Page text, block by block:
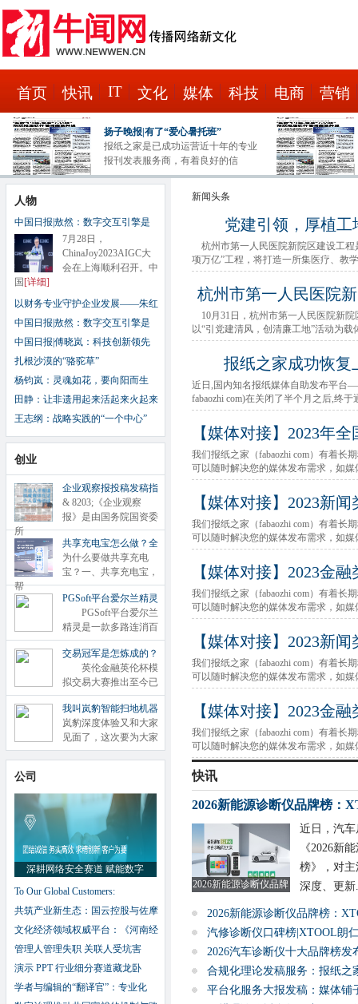
首页 快讯 IT 文化 媒体 科技 电商 营销
扬子晚报|有了“爱心暑托班”
报纸之家是已成功运营近十年的专业
报刊发表服务商，有着良好的信
新闻头条
党建引领，厚植工
杭州市第一人民医院新院区建设工程
项万亿”工程，将打造一所集医疗、教
杭州市第一人民医院
10月31日，杭州市第一人民医院新
以“引党建清风，创清廉工地”活动为
报纸之家成功恢复
近日,国内知名报纸媒体自助发布平台
fabaozhi com)在关闭了半个月之后,终
【媒体对接】2023年
我们报纸之家（fabaozhi com）有着长
可以随时解决您的媒体发布需求，如
【媒体对接】2023新
我们报纸之家（fabaozhi com）有着长
可以随时解决您的媒体发布需求，如
【媒体对接】2023金
我们报纸之家（fabaozhi com）有着长
可以随时解决您的媒体发布需求，如
【媒体对接】2023新
我们报纸之家（fabaozhi com）有着长
可以随时解决您的媒体发布需求，如
【媒体对接】2023金
我们报纸之家（fabaozhi com）有着长
可以随时解决您的媒体发布需求，如
人物
中国日报|敖然：数字交互引擎是
7月28日，
ChinaJoy2023AIGC大
会在上海顺利召开。中
国 [详细]
以财务专业守护企业发展——朱红
中国日报|敖然：数字交互引擎是
中国日报|傅晓岚：科技创新领先
扎根沙漠的“骆驼草”
杨钧岚：灵魂如花，要向阳而生
田静：让非遗用起来活起来火起来
王志纲：战略实践的“一个中心”
创业
企业观察报投稿发稿指
& 8203;《企业观察
报》是由国务院国资委
所
共享充电宝怎么做？全
为什么要做共享充电
宝？一、共享充电宝，
帮
PGSoft平台爱尔兰精灵
PGSoft平台爱尔兰
精灵是一款多路连消百
交易冠军是怎炼成的？
英伦金融英伦杯模
拟交易大赛推出至今已
我叫岚豹智能扫地机器
岚豹深度体验又和大家
见面了，这次要为大家
快讯
2026新能源诊断仪品牌榜：
2026新能源诊断仪品牌
近日，汽
《2026新
榜》，对
深度、更新
2026新能源诊断仪品牌榜：
汽修诊断仪口碑榜|XTOOL朗
2026汽车诊断仪十大品牌榜发
合规化理论发稿服务：报纸之
平台化服务大报发稿：媒体铺
公司
深耕网络安全赛道 赋能数字
To Our Global Customers:
共筑产业新生态：国云控股与佐摩
文化经济领域权威平台：《河南经
管理人管理失职 关联人受坑害
演示 PPT 行业细分赛道藏龙卧
学者与编辑的“翻译官”：专业化